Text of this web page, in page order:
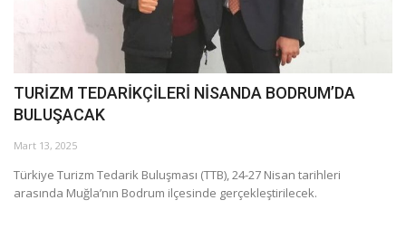
TURİZM TEDARİKÇİLERİ NİSANDA BODRUM’DA
BULUŞACAK
Mart 13, 2025
Türkiye Turizm Tedarik Buluşması (TTB), 24-27 Nisan tarihleri
arasında Muğla’nın Bodrum ilçesinde gerçekleştirilecek.